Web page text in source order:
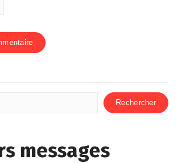
Rechercher
messages